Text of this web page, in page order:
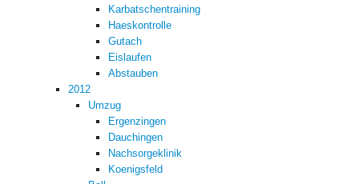
Karbatschentraining
Haeskontrolle
Gutach
Eislaufen
Abstauben
2012
Umzug
Ergenzingen
Dauchingen
Nachsorgeklinik
Koenigsfeld